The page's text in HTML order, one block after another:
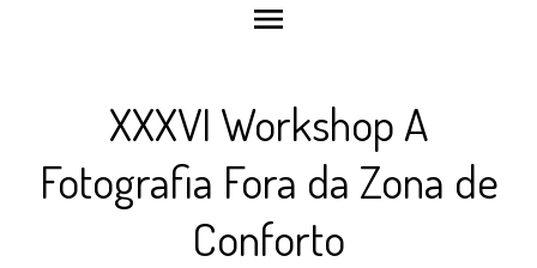
menu
XXXVI Workshop A
Fotografia Fora da Zona de
Conforto